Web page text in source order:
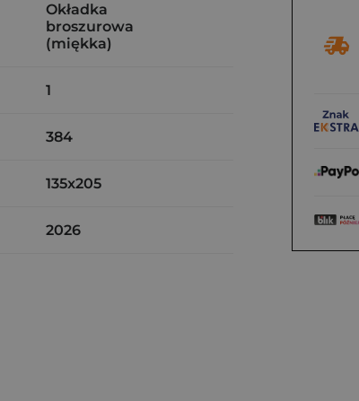
Okładka
broszurowa
(miękka)
1
384
135x205
2026